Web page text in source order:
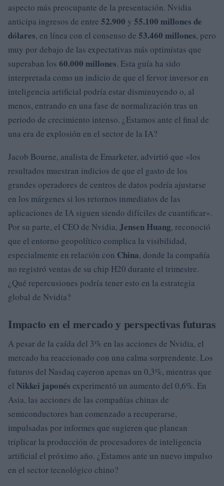
aspecto más preocupante de la presentación. Nvidia
anticipa ingresos de entre 52.900 y 55.100 millones de
dólares, en línea con el consenso de 53.460 millones, pero
muy por debajo de las expectativas más optimistas que
superaban los 60.000 millones. Esta guía ha sido
interpretada como un indicio de que el fervor inversor en
inteligencia artificial podría estar disminuyendo o, al
menos, entrando en una fase de normalización tras un
periodo de crecimiento intenso. ¿Estamos ante el final de
una era de explosión en el sector de la IA?
Jacob Bourne, analista de Emarketer, advirtió que «los
resultados muestran indicios de que el gasto de los
grandes operadores de centros de datos podría ajustarse
en los márgenes si los retornos inmediatos de las
aplicaciones de IA siguen siendo difíciles de cuantificar».
Por su parte, el CEO de Nvidia, Jensen Huang, reconoció
que el entorno geopolítico complica la visibilidad,
especialmente en relación con China, donde la compañía
no registró ventas de su chip H20 durante el trimestre.
¿Qué repercusiones podría tener esto en la estrategia
global de Nvidia?
Impacto en el mercado y perspectivas futuras
A pesar de la caída del 3% en las acciones de Nvidia, el
mercado ha reaccionado con una calma sorprendente. Los
futuros del Nasdaq cayeron apenas un 0,3%, mientras que
el Nikkei japonés experimentó un aumento del 0,6%. En
Asia, las acciones de las compañías chinas de
semiconductores han comenzado a recuperarse,
impulsadas por informes que sugieren que planean
triplicar la producción de procesadores de inteligencia
artificial el próximo año. ¿Estamos ante un nuevo impulso
en el sector tecnológico chino?